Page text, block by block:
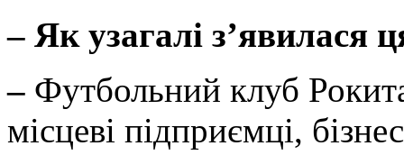
– Як узагалі з’явилася
– Футбольний клуб
місцеві підприємці,